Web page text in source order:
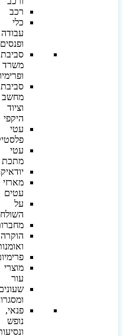
רכב
כלי
עבודה
ופנסים
סביבת
משרד
ופרימיום
סביבת
מחשב
וציוד
היקפי
עטי
פלסטיק
עטי
מתכת
יודאיקה
מארזי
עטים
על
השולחן...
מחברות
הוקרה
ואומנות
פרימיום
מוצרי
עור
שעונים
ומסגרות
פנאי,
נופש
ונסיעות